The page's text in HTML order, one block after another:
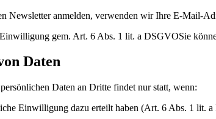
Newsletter anmelden, verwenden wir Ihre E-Mail-
gem. Art. 6 Abs. 1 lit. a DSGVOSie
Daten
Daten an Dritte findet nur statt, wenn:
Einwilligung dazu erteilt haben (Art. 6 Abs. 1 lit.